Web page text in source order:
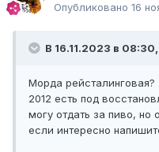
Опубликовано 16
В 16.11.2023 в
Морда
2012 есть под
могу отдать за пиво, но
если интересно